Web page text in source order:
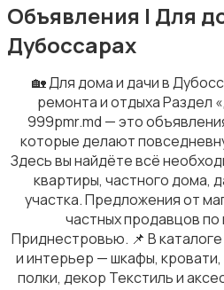
Объявления | Для
Дубоссарах
🏡 Для дома и дачи в
ремонта и отдыха Раздел
999pmr.md — это
которые делают
Здесь вы найдёте всё
квартиры, частного дома,
участка. Предложения от
частных продавцов
Приднестровью. 📌 В
и интерьер — шкафы,
полки, декор Текстиль и